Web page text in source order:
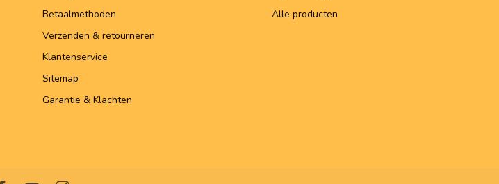
Betaalmethoden
Verzenden & retourneren
Klantenservice
Sitemap
Garantie & Klachten
Alle producten